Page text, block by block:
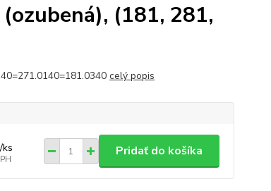
(181, 281,
celý popis
/ks Pridať do košíka